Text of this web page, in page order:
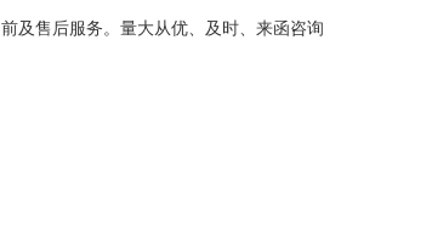
及售后服务。量大从优、及时、来函咨询